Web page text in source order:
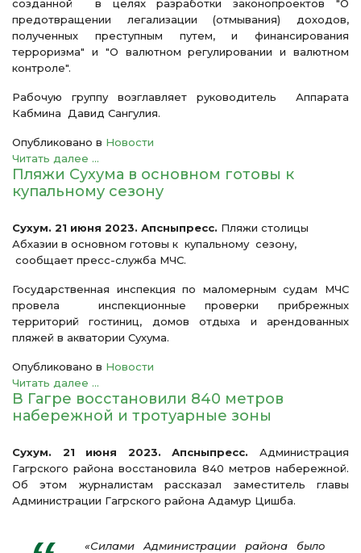
созданной в целях разработки законопроектов "О
предотвращении легализации (отмывания) доходов,
полученных преступным путем, и финансирования
терроризма" и "О валютном регулировании и валютном
контроле".
Рабочую группу возглавляет руководитель Аппарата
Кабмина Давид Сангулия.
Опубликовано в Новости
Читать далее ...
Пляжи Сухума в основном готовы к
купальному сезону
Сухум. 21 июня 2023. Апсныпресс. Пляжи столицы
Абхазии в основном готовы к купальному сезону,
сообщает пресс-служба МЧС.
Государственная инспекция по маломерным судам МЧС
провела инспекционные проверки прибрежных
территорий гостиниц, домов отдыха и арендованных
пляжей в акватории Сухума.
Опубликовано в Новости
Читать далее ...
В Гагре восстановили 840 метров
набережной и тротуарные зоны
Сухум. 21 июня 2023. Апсныпресс. Администрация
Гагрского района восстановила 840 метров набережной.
Об этом журналистам рассказал заместитель главы
Администрации Гагрского района Адамур Цишба.
«Силами Администрации района было